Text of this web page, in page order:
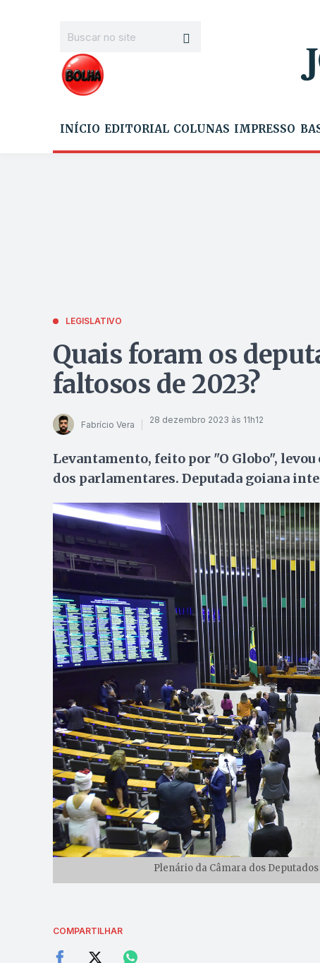
INÍCIO EDITORIAL COLUNAS IMPRESSO
LEGISLATIVO
Quais foram os
faltosos de 2023?
Fabrício Vera 28 dezembro 2023 às 11h12
Levantamento, feito por "O Globo",
dos parlamentares. Deputada goiana
Plenário da Câmara dos
COMPARTILHAR